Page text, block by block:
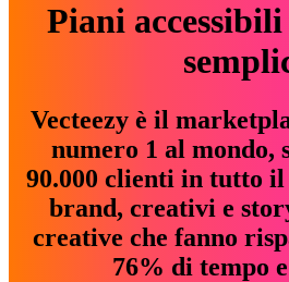
Piani
Vecteezy è il
numero 1 al mondo,
90.000 clienti in tutto
brand, creativi e
creative che fanno
76% di tempo